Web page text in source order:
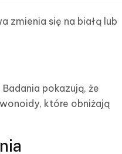
zmienia się na białą lub
pokazują, że
które obniżają